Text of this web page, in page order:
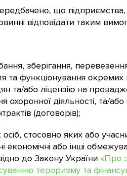
що підприємства,
відповідати таким
зберігання,
та функціонування
та/або ліцензію на
діяльності, та/
(договорів);
стосовно яких або
економічні або інші
до Закону України «Про
тероризму та